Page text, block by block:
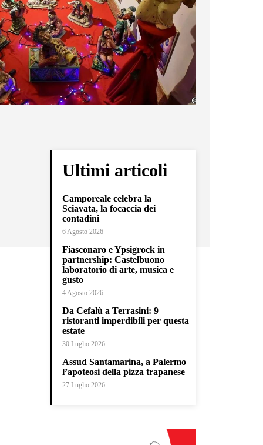
Ultimi articoli
Camporeale celebra la
Sciavata, la focaccia dei
contadini
6 Agosto 2026
Fiasconaro e Ypsigrock in
partnership: Castelbuono
laboratorio di arte, musica e
gusto
4 Agosto 2026
Da Cefalù a Terrasini: 9
ristoranti imperdibili per questa
estate
30 Luglio 2026
Assud Santamarina, a Palermo
l’apoteosi della pizza trapanese
27 Luglio 2026